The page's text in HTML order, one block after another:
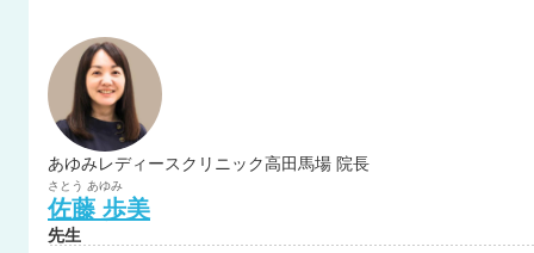
あゆみレディースクリニック高田馬場 院長
さとう あゆみ
佐藤 歩美
先生